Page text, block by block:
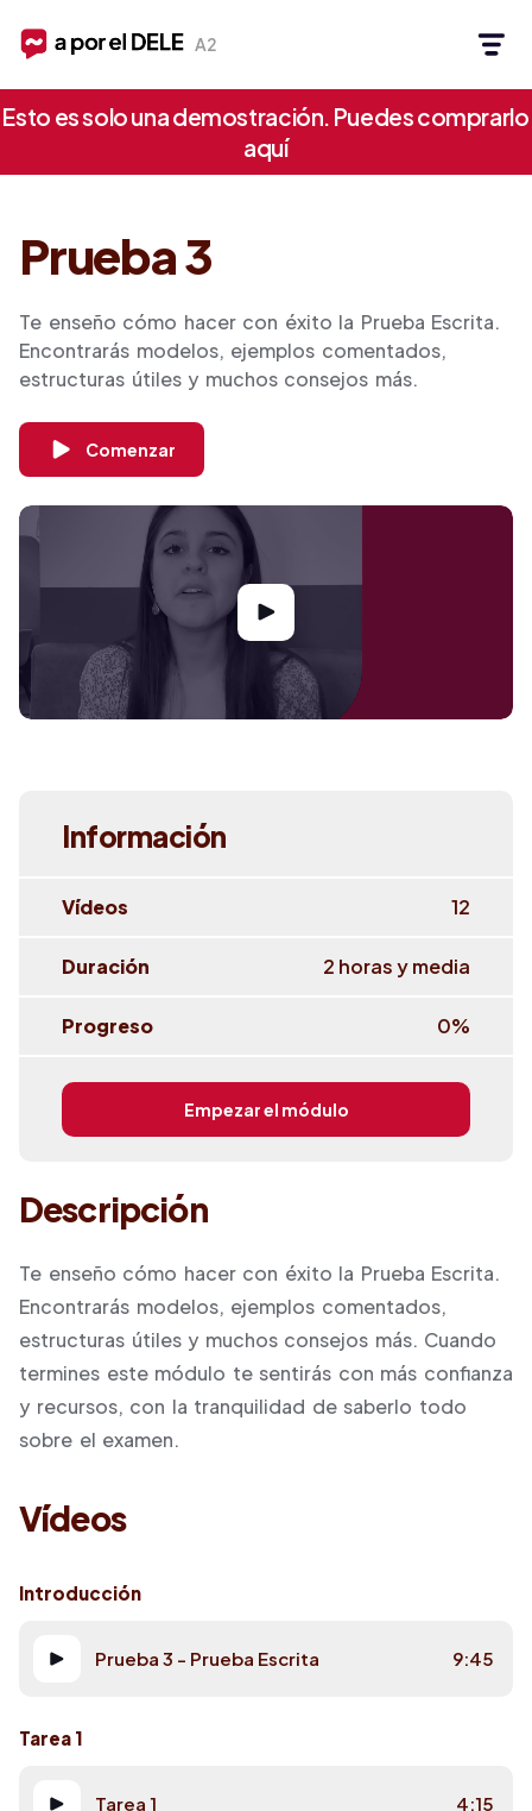
A2
Esto es solo una demostración. Puedes comprarlo
aquí
Prueba 3
Te enseño cómo hacer con éxito la Prueba Escrita.
Encontrarás modelos, ejemplos comentados,
estructuras útiles y muchos consejos más.
Comenzar
Información
Vídeos 12
Duración 2 horas y media
Progreso 0%
Empezar el módulo
Descripción
Te enseño cómo hacer con éxito la Prueba Escrita.
Encontrarás modelos, ejemplos comentados,
estructuras útiles y muchos consejos más. Cuando
termines este módulo te sentirás con más confianza
y recursos, con la tranquilidad de saberlo todo
sobre el examen.
Vídeos
Introducción
Prueba 3 - Prueba Escrita 9:45
Tarea 1
Tarea 1 4:15